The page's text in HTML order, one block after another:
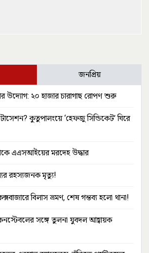
জনপ্রিয়
উদ্যোগ: ২০ হাজার চারাগাছ রোপণ শুরু
কুতুপালংয়ে ‘হেফজু সিন্ডিকেট’ ঘিরে
এএসআইয়ের মরদেহ উদ্ধার
রহস্যজনক মৃত্যু!
বিলাস ভ্রমণ, শেষ গন্তব্য হলো থানা!
সঙ্গে তুলনা যুবদল আহ্বায়ক